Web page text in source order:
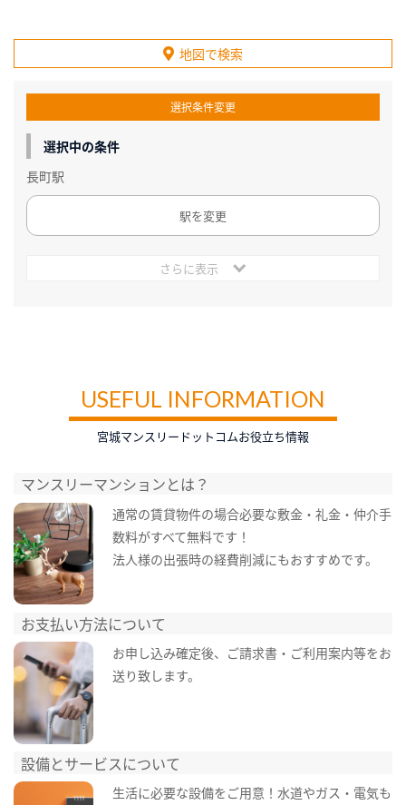
地図で検索
選択条件変更
選択中の条件
長町駅
駅を変更
さらに表示
USEFUL INFORMATION
宮城マンスリードットコムお役立ち情報
マンスリーマンションとは？
通常の賃貸物件の場合必要な敷金・礼金・仲介手
数料がすべて無料です！
法人様の出張時の経費削減にもおすすめです。
お支払い方法について
お申し込み確定後、ご請求書・ご利用案内等をお
送り致します。
設備とサービスについて
生活に必要な設備をご用意！水道やガス・電気も